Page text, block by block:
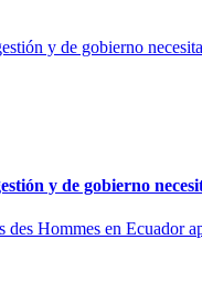
y de gobierno